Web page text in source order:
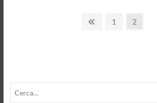
Previous
Page
1 Page
2